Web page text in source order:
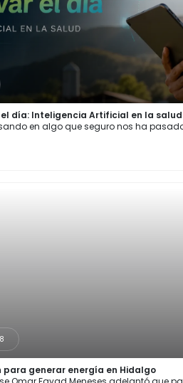
día: Inteligencia Artificial en la
en algo que seguro nos ha
generar energía en Hidalgo